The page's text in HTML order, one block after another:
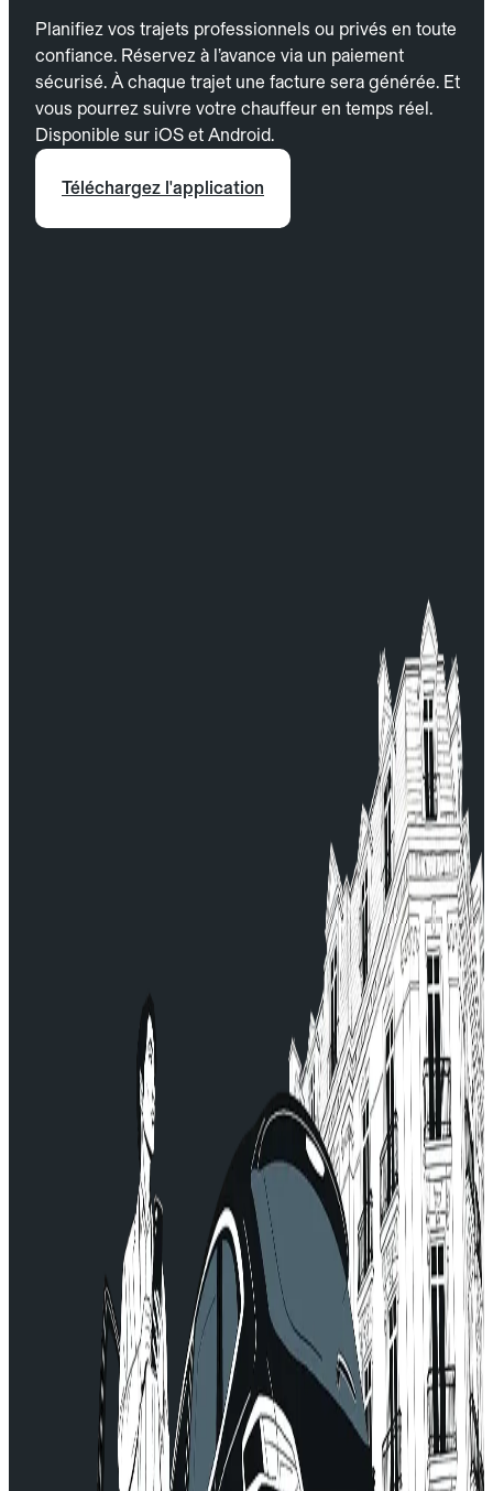
Planifiez vos trajets professionnels ou privés en toute
confiance. Réservez à l’avance via un paiement
sécurisé. À chaque trajet une facture sera générée. Et
vous pourrez suivre votre chauffeur en temps réel.
Disponible sur iOS et Android.
Téléchargez l'application